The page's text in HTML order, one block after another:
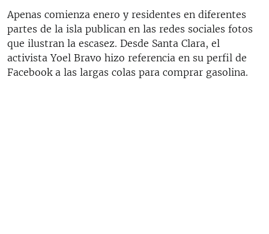
Apenas comienza enero y residentes en diferentes
partes de la isla publican en las redes sociales fotos
que ilustran la escasez. Desde Santa Clara, el
activista Yoel Bravo hizo referencia en su perfil de
Facebook a las largas colas para comprar gasolina.